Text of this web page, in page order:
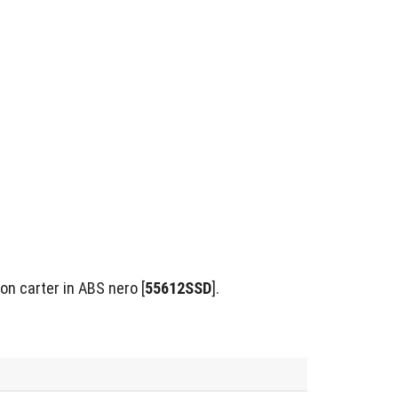
carter in ABS nero [55612SSD].